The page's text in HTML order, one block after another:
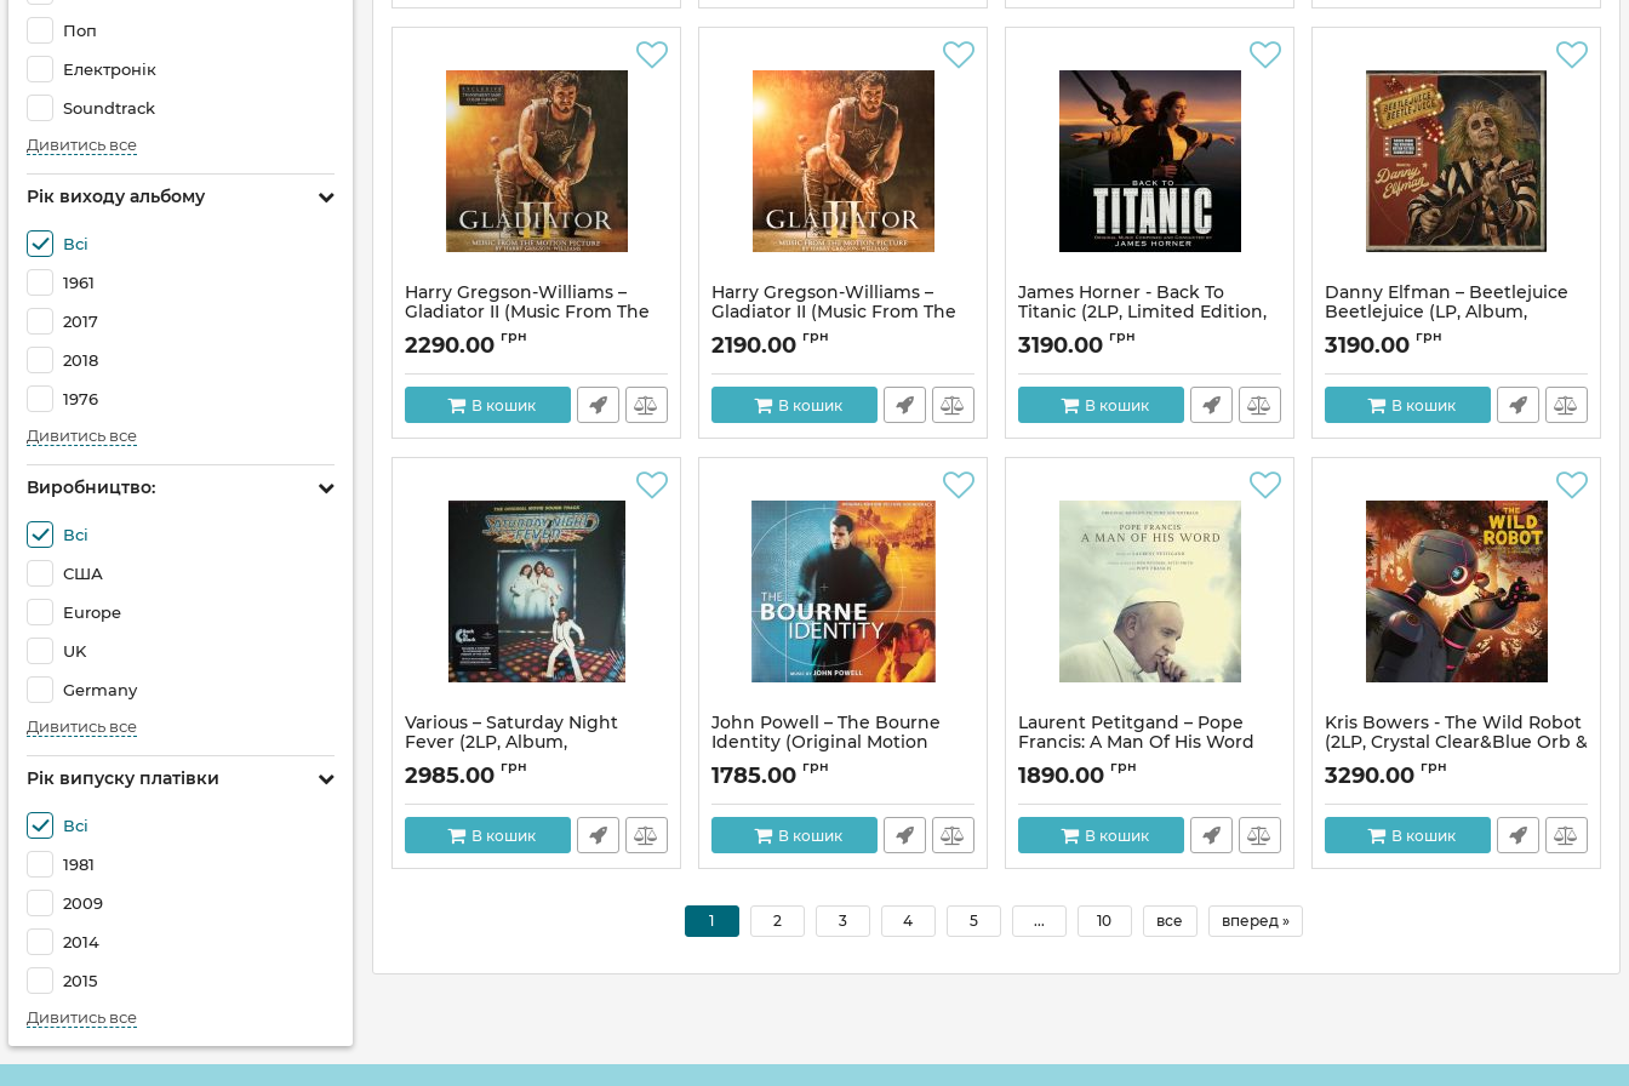
Поп
Електронік
Soundtrack
Дивитись все
Рік виходу альбому
Всі
1961
2017
2018
1976
Дивитись все
Виробництво:
Всі
США
Europe
UK
Germany
Дивитись все
Рік випуску платівки
Всі
1981
2009
2014
2015
Дивитись все
Harry Gregson-Williams –
Gladiator II (Music From The
Motion Picture) (2LP, Album,
Transparant sand)
Артикул: 309922
2290.00 грн
В кошик
Harry Gregson-Williams –
Gladiator II (Music From The
Motion Picture) (2LP, Album,
Gatefold)
Артикул: 309919
2190.00 грн
В кошик
James Horner - Back To
Titanic (2LP, Limited Edition,
Артикул: 309848
3190.00 грн
В кошик
Danny Elfman – Beetlejuice
Beetlejuice (LP, Album,
Limited Edition, Purple &
Pink Hand Poured Colored)
Артикул: 308269
3190.00 грн
В кошик
Various – Saturday Night
Fever (2LP, Album,
Compilation, Reissue, 180
Gram, Gatefold, Vinyl)
Артикул: 302780
2985.00 грн
В кошик
John Powell – The Bourne
Identity (Original Motion
Picture Soundtrack) (LP,
Album, Vinyl)
Артикул: 297442
1785.00 грн
В кошик
Laurent Petitgand – Pope
Francis: A Man Of His Word
(Original Motion Picture
Soundtrack) (2LP, Album,
Limited Edition, White &
Crystal Vinyl)
Артикул: 294385
1890.00 грн
В кошик
Kris Bowers - The Wild Robot
(2LP, Crystal Clear&Blue Orb &
Green, Mint, Blue, and Black
Splatter, Vinyl)
Артикул: 292895
3290.00 грн
В кошик
1 2 3 4 5 ... 10 все вперед »